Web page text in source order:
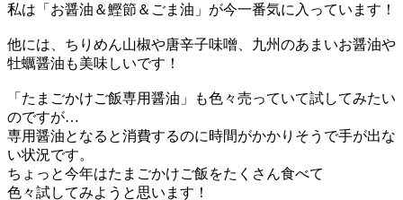
私は「お醤油＆鰹節＆ごま油」が今一番気に入っています！
他には、ちりめん山椒や唐辛子味噌、九州のあまいお醤油や
牡蠣醤油も美味しいです！
「たまごかけご飯専用醤油」も色々売っていて試してみたい
のですが…
専用醤油となると消費するのに時間がかかりそうで手が出な
い状況です。
ちょっと今年はたまごかけご飯をたくさん食べて
色々試してみようと思います！